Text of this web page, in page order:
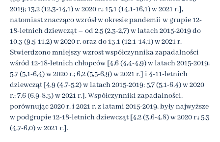
2019; 13,2 (12,3-14,1) w 2020 r.; 15,1 (14,1-16,1) w 2021 r.],
natomiast znacząco wzrósł w okresie pandemii w grupie 12-
18-letnich dziewcząt – od 2,5 (2,3-2,7) w latach 2015-2019 do
10,3 (9,5-11,2) w 2020 r. oraz do 13,1 (12,1-14,1) w 2021 r.
Stwierdzono mniejszy wzrost współczynnika zapadalności
wśród 12-18-letnich chłopców [4,6 (4,4-4,9) w latach 2015-2019;
5,7 (5,1-6,4) w 2020 r.; 6,2 (5,5-6,9) w 2021 r.] i 4-11-letnich
dziewcząt [4,9 (4,7-5,2) w latach 2015-2019; 5,7 (5,1-6,4) w 2020
r.; 7,6 (6,9-8,3) w 2021 r.]. Współczynniki zapadalności,
porównując 2020 r. i 2021 r. z latami 2015-2019, były najwyższe
w podgrupie 12-18-letnich dziewcząt [4,2 (3,6-4,8) w 2020 r.; 5,3
(4,7-6,0) w 2021 r.].